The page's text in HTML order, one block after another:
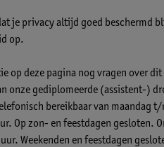
je privacy altijd goed beschermd
op.
op deze pagina nog vragen over
onze gediplomeerde (assistent-)
bereikbaar van maandag
Op zon- en feestdagen gesloten.
Weekenden en feestdagen